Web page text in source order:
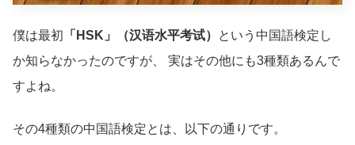
僕は最初 「HSK」（汉语水平考试）
という中国語検定し
か知らなかったのですが、 実はその他にも3種類あるんで
すよね。
その4種類の中国語検定とは、以下の通りです。